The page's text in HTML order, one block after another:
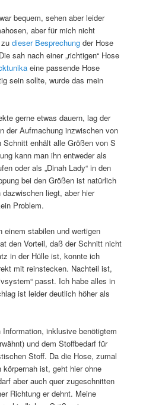
bequem, sehen aber leider
aber für mich nicht
zudieser Besprechung der Hose
sah nach einer „richtigen“ Hose
eine passende Hose
sein sollte, wurde das mein
gerne etwas dauern, lag der
der Aufmachung inzwischen von
enhält alle Größen von S
kann man ihn entweder als
oder als „Dinah Lady“ in den
bei den Größen ist natürlich
liegt, aber hier
Problem.
stabilen und wertigen
den Vorteil, daß der Schnitt nicht
in der Hülle ist, konnte ich
mit reinstecken. Nachteil ist,
passt. Ich habe alles in
ist leider deutlich höher als
inklusive benötigtem
und dem Stoffbedarf für
Stoff. Da die Hose, zumal
ist, geht hier ohne
aber auch quer zugeschnitten
Richtung er dehnt. Meine